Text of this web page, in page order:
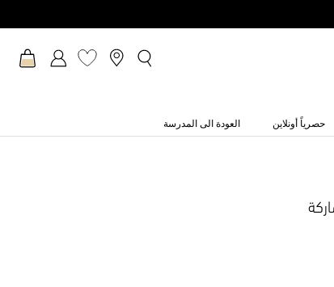
حصرياً أونلاين العودة الى المدرسة